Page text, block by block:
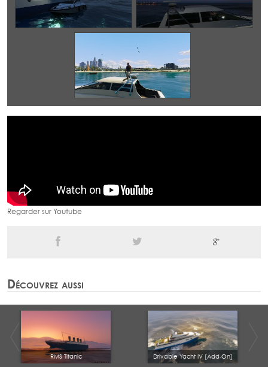
Regarder sur Youtube
Découvrez aussi
RMS Titanic Drivable Yacht IV [Add-On]